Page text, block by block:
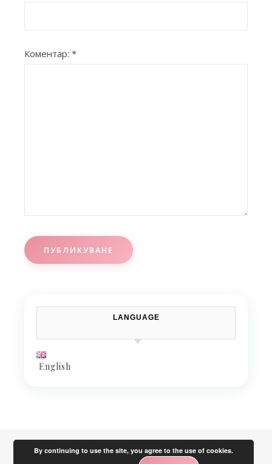
Коментар: *
LANGUAGE
English
By continuing to use the site, you agree to the use of cookies.